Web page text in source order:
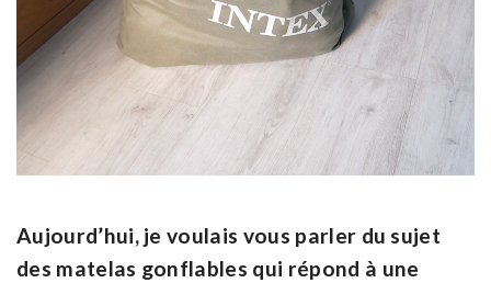
Aujourd’hui, je voulais vous parler du sujet
des matelas gonflables qui répond à une